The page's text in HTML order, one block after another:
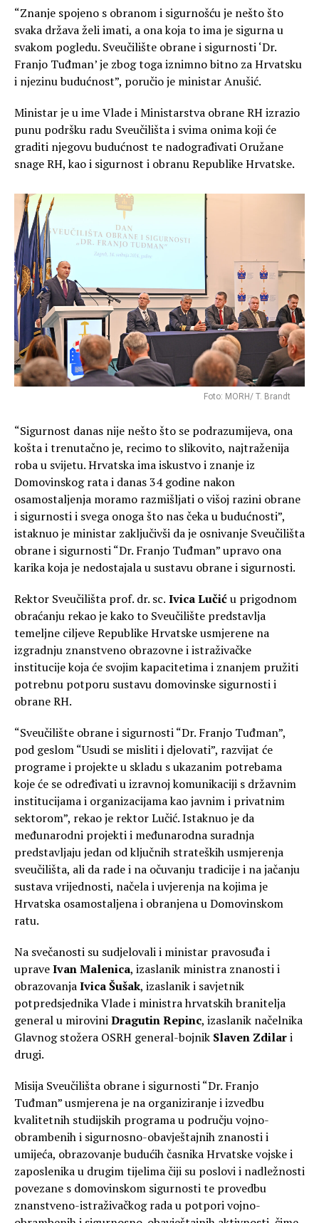
“Znanje spojeno s obranom i sigurnošću je nešto što
svaka država želi imati, a ona koja to ima je sigurna u
svakom pogledu. Sveučilište obrane i sigurnosti ‘Dr.
Franjo Tuđman’ je zbog toga iznimno bitno za Hrvatsku
i njezinu budućnost”, poručio je ministar Anušić.
Ministar je u ime Vlade i Ministarstva obrane RH izrazio
punu podršku radu Sveučilišta i svima onima koji će
graditi njegovu budućnost te nadograđivati Oružane
snage RH, kao i sigurnost i obranu Republike Hrvatske.
Foto: MORH/ T. Brandt
“Sigurnost danas nije nešto što se podrazumijeva, ona
košta i trenutačno je, recimo to slikovito, najtraženija
roba u svijetu. Hrvatska ima iskustvo i znanje iz
Domovinskog rata i danas 34 godine nakon
osamostaljenja moramo razmišljati o višoj razini obrane
i sigurnosti i svega onoga što nas čeka u budućnosti”,
istaknuo je ministar zaključivši da je osnivanje Sveučilišta
obrane i sigurnosti “Dr. Franjo Tuđman” upravo ona
karika koja je nedostajala u sustavu obrane i sigurnosti.
Rektor Sveučilišta prof. dr. sc. Ivica Lučiću prigodnom
obraćanju rekao je kako to Sveučilište predstavlja
temeljne ciljeve Republike Hrvatske usmjerene na
izgradnju znanstveno obrazovne i istraživačke
institucije koja će svojim kapacitetima i znanjem pružiti
potrebnu potporu sustavu domovinske sigurnosti i
obrane RH.
“Sveučilište obrane i sigurnosti “Dr. Franjo Tuđman”,
pod geslom “Usudi se misliti i djelovati”, razvijat će
programe i projekte u skladu s ukazanim potrebama
koje će se određivati u izravnoj komunikaciji s državnim
institucijama i organizacijama kao javnim i privatnim
sektorom”, rekao je rektor Lučić. Istaknuo je da
međunarodni projekti i međunarodna suradnja
predstavljaju jedan od ključnih strateških usmjerenja
sveučilišta, ali da rade i na očuvanju tradicije i na jačanju
sustava vrijednosti, načela i uvjerenja na kojima je
Hrvatska osamostaljena i obranjena u Domovinskom
ratu.
Na svečanosti su sudjelovali i ministar pravosuđa i
upraveIvan Malenica, izaslanik ministra znanosti i
obrazovanjaIvica Šušak, izaslanik i savjetnik
potpredsjednika Vlade i ministra hrvatskih branitelja
general u miroviniDragutin Repinc, izaslanik načelnika
Glavnog stožera OSRH general-bojnik Slaven Zdilari
drugi.
Misija Sveučilišta obrane i sigurnosti “Dr. Franjo
Tuđman” usmjerena je na organiziranje i izvedbu
kvalitetnih studijskih programa u području vojno-
obrambenih i sigurnosno-obavještajnih znanosti i
umijeća, obrazovanje budućih časnika Hrvatske vojske i
zaposlenika u drugim tijelima čiji su poslovi i nadležnosti
povezane s domovinskom sigurnosti te provedbu
znanstveno-istraživačkog rada u potpori vojno-